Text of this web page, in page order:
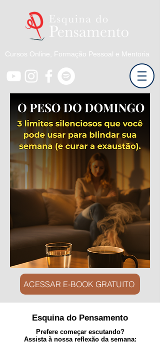
Cursos Online, Formação Pessoal e Mentoria
ACESSAR E-BOOK GRATUITO
Esquina do Pensamento
Prefere começar escutando?
Assista à nossa reflexão da semana: